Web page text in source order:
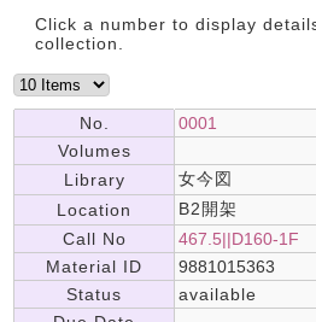
Click a number to display
collection.
No.
0001
Volumes
Library
女今図
Location
B2開架
Call No
467.5||D160-1F
Material ID
9881015363
Status
available